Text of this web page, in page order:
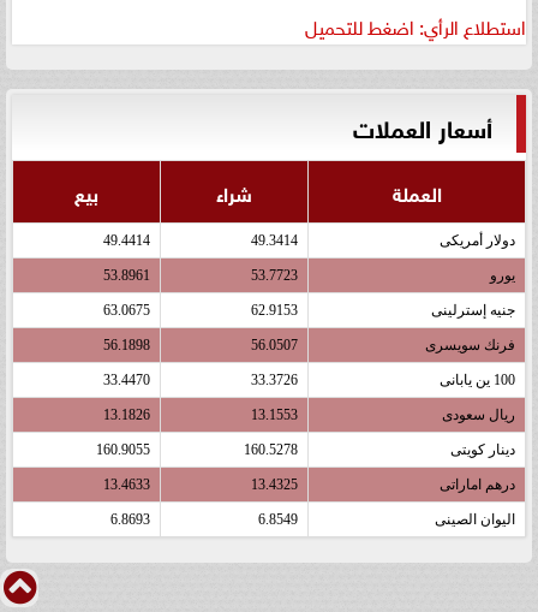
استطلاع الرأي: اضغط للتحميل
أسعار العملات
العملة شراء بيع
دولار أمريكى 49.3414
49.4414
يورو 53.7723
53.8961
جنيه إسترلينى 62.9153
63.0675
فرنك سويسرى 56.0507
56.1898
100 ين يابانى 33.3726
33.4470
ريال سعودى 13.1553
13.1826
دينار كويتى 160.5278
160.9055
درهم اماراتى 13.4325
13.4633
اليوان الصينى 6.8549
6.8693